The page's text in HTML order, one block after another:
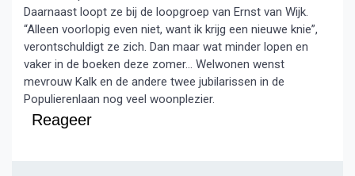
Daarnaast loopt ze bij de loopgroep van Ernst van Wijk.
“Alleen voorlopig even niet, want ik krijg een nieuwe knie”,
verontschuldigt ze zich. Dan maar wat minder lopen en
vaker in de boeken deze zomer… Welwonen wenst
mevrouw Kalk en de andere twee jubilarissen in de
Populierenlaan nog veel woonplezier.
Reageer